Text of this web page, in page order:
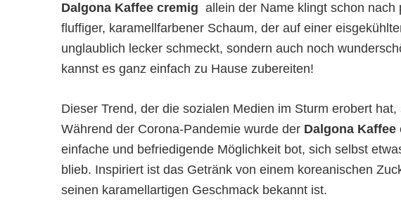
Lecker
Dalgona Kaffee cremig  allein der Name klingt schon
fluffiger, karamellfarbener Schaum, der auf einer
unglaublich lecker schmeckt, sondern auch noch
kannst es ganz einfach zu Hause zubereiten!
Dieser Trend, der die sozialen Medien im Sturm erobert
Während der Corona-Pandemie wurde der Dalgona Kaffee
einfache und befriedigende Möglichkeit bot, sich selbst
blieb. Inspiriert ist das Getränk von einem koreanischen
seinen karamellartigen Geschmack bekannt ist.